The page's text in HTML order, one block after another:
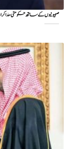
صہیونیوں کے ساتھ حکومتی